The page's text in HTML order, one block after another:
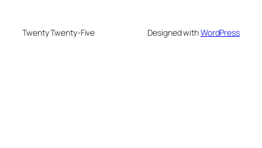
Twenty Twenty-Five Designed withWordPress